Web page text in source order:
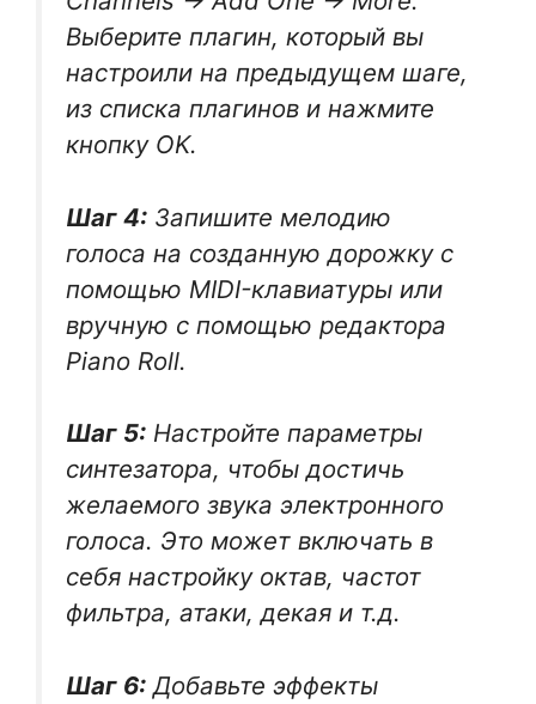
Выберите плагин, который вы
настроили на предыдущем шаге,
из списка плагинов и нажмите
кнопку OK.
Шаг 4: Запишите мелодию
голоса на созданную дорожку с
помощью MIDI-клавиатуры или
вручную с помощью редактора
Piano Roll.
Шаг 5: Настройте параметры
синтезатора, чтобы достичь
желаемого звука электронного
голоса. Это может включать в
себя настройку октав, частот
фильтра, атаки, декая и т.д.
Шаг 6: Добавьте эффекты